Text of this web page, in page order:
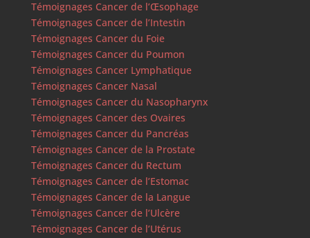
Témoignages Cancer de l’Œsophage
Témoignages Cancer de l’Intestin
Témoignages Cancer du Foie
Témoignages Cancer du Poumon
Témoignages Cancer Lymphatique
Témoignages Cancer Nasal
Témoignages Cancer du Nasopharynx
Témoignages Cancer des Ovaires
Témoignages Cancer du Pancréas
Témoignages Cancer de la Prostate
Témoignages Cancer du Rectum
Témoignages Cancer de l’Estomac
Témoignages Cancer de la Langue
Témoignages Cancer de l’Ulcère
Témoignages Cancer de l’Utérus